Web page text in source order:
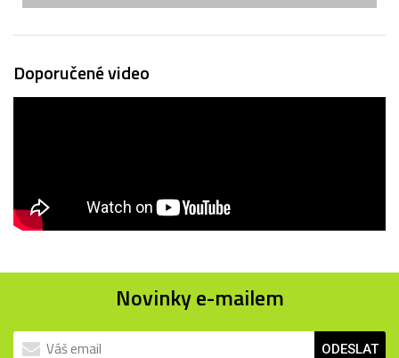
Doporučené video
Novinky e-mailem
ODESLAT